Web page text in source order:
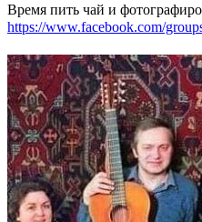
Время пить чай и
https://www.facebook.com/